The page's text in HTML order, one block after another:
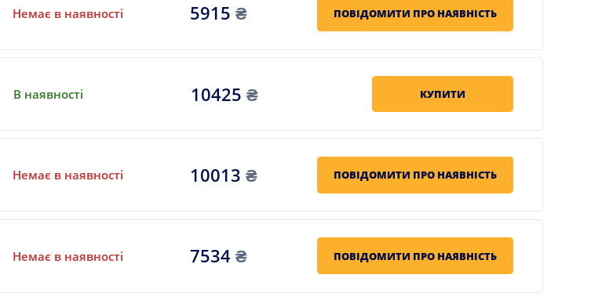
Немає в наявності 5915 ₴ ПОВІДОМИТИ ПРО НАЯВНІСТЬ
В наявності 10425₴ КУПИТИ
Немає в наявності 10013 ₴ ПОВІДОМИТИ ПРО НАЯВНІСТЬ
Немає в наявності 7534₴ ПОВІДОМИТИ ПРО НАЯВНІСТЬ